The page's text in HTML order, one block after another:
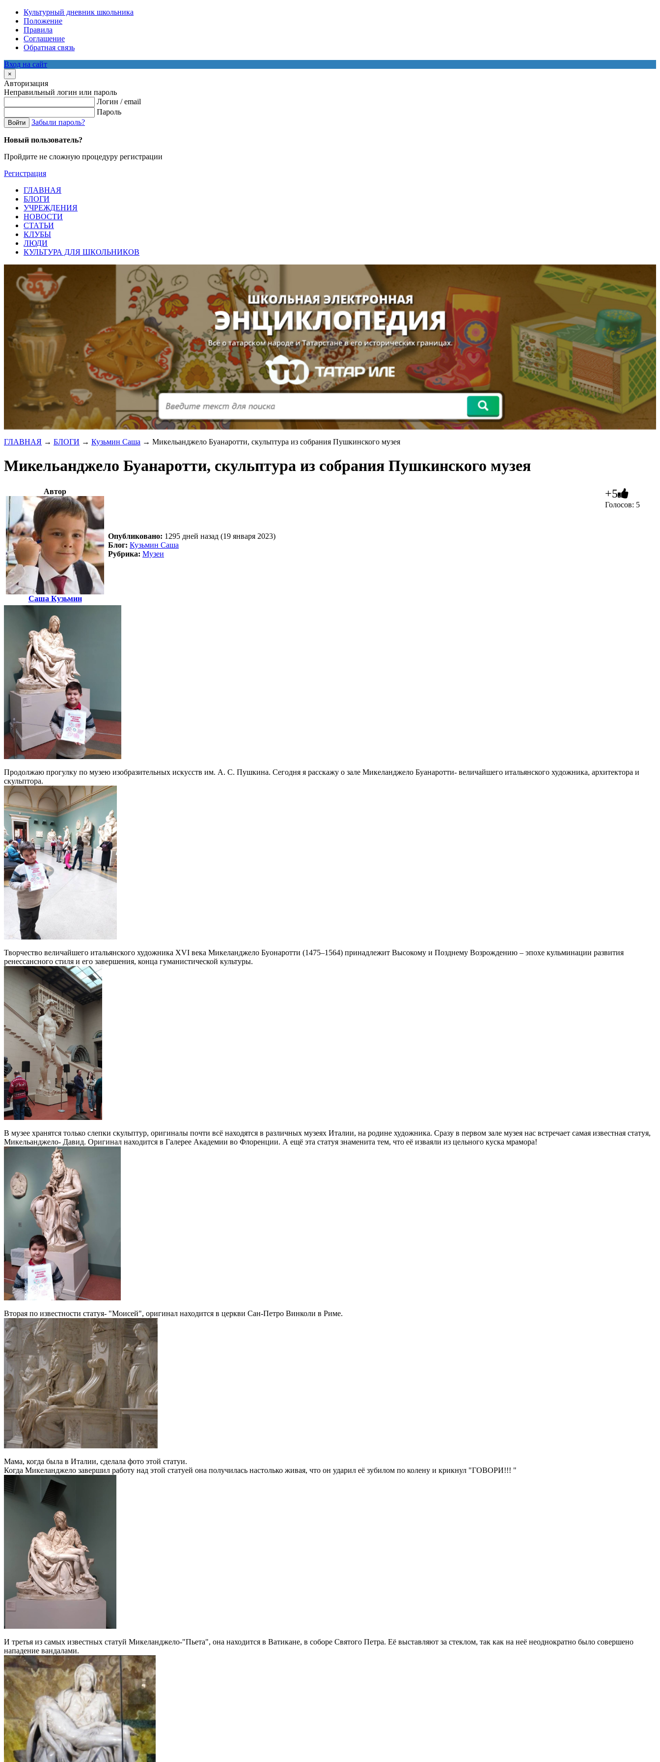
Культурный дневник школьника
Положение
Правила
Соглашение
Обратная связь
Вход на сайт
×
Авторизация
Неправильный логин или пароль
Логин / email
Пароль
Войти Забыли пароль?
Новый пользователь?
Пройдите не сложную процедуру регистрации
Регистрация
ГЛАВНАЯ
БЛОГИ
УЧРЕЖДЕНИЯ
НОВОСТИ
СТАТЬИ
КЛУБЫ
ЛЮДИ
КУЛЬТУРА ДЛЯ ШКОЛЬНИКОВ
ГЛАВНАЯ → БЛОГИ → Кузьмин Саша → Микельанджело Буанаротти, скульптура из собрания Пушкинского музея
Микельанджело Буанаротти, скульптура из собрания Пушкинского музея
Автор
Саша Кузьмин
Опубликовано: 1295 дней назад (19 января 2023)
Блог: Кузьмин Саша
Рубрика: Музеи
+5
Голосов: 5
Продолжаю прогулку по музею изобразительных искусств им. А. С. Пушкина. Сегодня я расскажу о зале Микеланджело Буанаротти- величайшего итальянского художника, архитектора и
скульптора.
Творчество величайшего итальянского художника XVI века Микеланджело Буонаротти (1475–1564) принадлежит Высокому и Позднему Возрождению – эпохе кульминации развития
ренессансного стиля и его завершения, конца гуманистической культуры.
В музее хранятся только слепки скульптур, оригиналы почти всё находятся в различных музеях Италии, на родине художника. Сразу в первом зале музея нас встречает самая известная статуя,
Микельанджело- Давид. Оригинал находится в Галерее Академии во Флоренции. А ещё эта статуя знаменита тем, что её изваяли из цельного куска мрамора!
Вторая по известности статуя- "Моисей", оригинал находится в церкви Сан-Петро Винколи в Риме.
Мама, когда была в Италии, сделала фото этой статуи.
Когда Микеланджело завершил работу над этой статуей она получилась настолько живая, что он ударил её зубилом по колену и крикнул "ГОВОРИ!!! "
И третья из самых известных статуй Микеланджело-"Пьета", она находится в Ватикане, в соборе Святого Петра. Её выставляют за стеклом, так как на неё неоднократно было совершено
нападение вандалами.